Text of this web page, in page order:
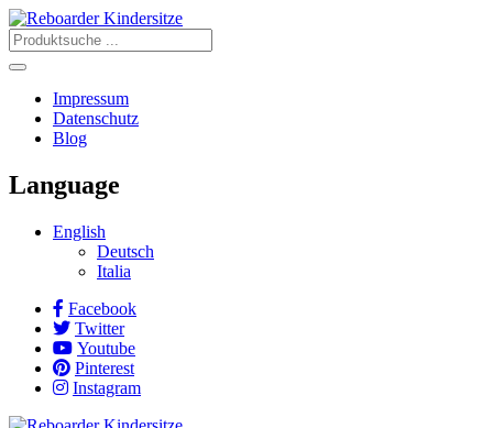
Impressum
Datenschutz
Blog
Language
English
Deutsch
Italia
Facebook
Twitter
Youtube
Pinterest
Instagram